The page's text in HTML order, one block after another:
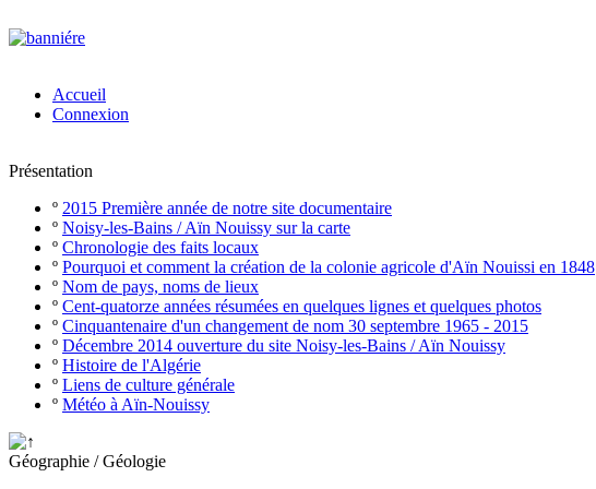
Accueil
Connexion
Présentation
º 2015 Première année de notre site documentaire
º Noisy-les-Bains / Aïn Nouissy sur la carte
º Chronologie des faits locaux
º Pourquoi et comment la création de la colonie agricole d'Aïn Nouissi en 1848
º Nom de pays, noms de lieux
º Cent-quatorze années résumées en quelques lignes et quelques photos
º Cinquantenaire d'un changement de nom 30 septembre 1965 - 2015
º Décembre 2014 ouverture du site Noisy-les-Bains / Aïn Nouissy
º Histoire de l'Algérie
º Liens de culture générale
º Météo à Aïn-Nouissy
Géographie / Géologie